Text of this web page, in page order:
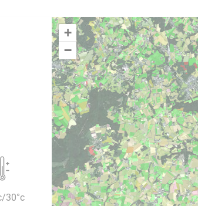
+
−
30°c